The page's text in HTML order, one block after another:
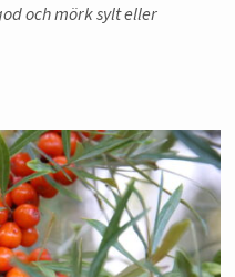
och mörk sylt eller